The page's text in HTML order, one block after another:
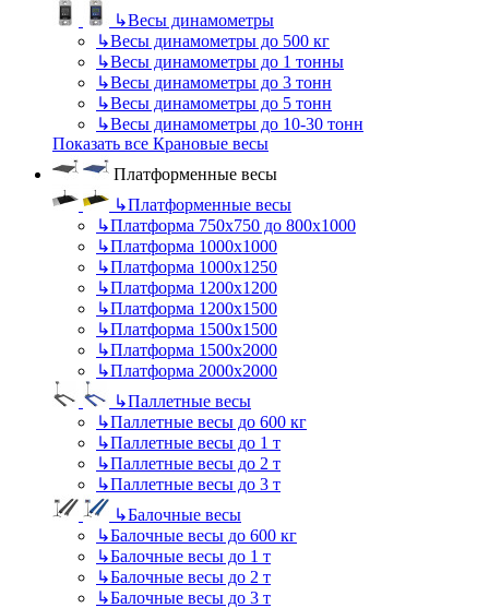
↳Весы динамометры
↳Весы динамометры до 500 кг
↳Весы динамометры до 1 тонны
↳Весы динамометры до 3 тонн
↳Весы динамометры до 5 тонн
↳Весы динамометры до 10-30 тонн
Показать все Крановые весы
Платформенные весы
↳Платформенные весы
↳Платформа 750х750 до 800х1000
↳Платформа 1000х1000
↳Платформа 1000х1250
↳Платформа 1200х1200
↳Платформа 1200х1500
↳Платформа 1500х1500
↳Платформа 1500х2000
↳Платформа 2000х2000
↳Паллетные весы
↳Паллетные весы до 600 кг
↳Паллетные весы до 1 т
↳Паллетные весы до 2 т
↳Паллетные весы до 3 т
↳Балочные весы
↳Балочные весы до 600 кг
↳Балочные весы до 1 т
↳Балочные весы до 2 т
↳Балочные весы до 3 т